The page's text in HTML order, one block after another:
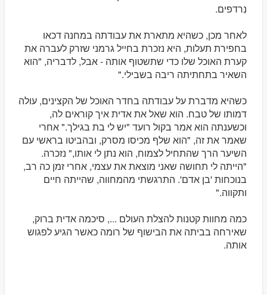
נִרדפים.
לאחר מכן, כשהיא מתארת את עבודתה במחנה דכאו
בחפירת תעלות, היא נזכרת בחייל גרמני שזרק לעברה את
קערת האוכל שלו כדי שתשטוף אותה - אבל, לדבריה, "הוא
השאיר בתחתיתה ריבה בשבילי."
כשהיא מדברת על עבודתה בחדר האוכל של הקצינים, עולה
דמותו של טבח. הוא שאל את אדית איך קוראים לה,
וכשענתה הוא אמר בקול רועד "יש לי בת בגילך." אחרי
שאמר את זה, "הוא שלף מכיסו מסרק, ובהביטו בראשי עם
השיער הרך שהתחיל לצמוח, הוא נתן לי אותו," נזכרה.
"הייתה לי תחושה שאני מוצאת את עצמי, אחרי זמן כה רב,
בנוכחות 'בן אדם'. התרגשתי מהמחווה, שהייתה חיים
ותקווה."
כמה מחוות קטנות להצלת העולם ..., סיכמה אדית ברוק,
שאירחה בביתה את הבישוף של רומה כאשר הגיע לפגוש
אותה.